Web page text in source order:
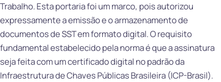
Trabalho. Esta portaria foi um marco, pois autorizou
expressamente a emissão e o armazenamento de
documentos de SST em formato digital. O requisito
fundamental estabelecido pela norma é que a assinatura
seja feita com um certificado digital no padrão da
Infraestrutura de Chaves Públicas Brasileira (ICP-Brasil).